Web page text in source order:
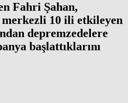
Fahri Şahan,
10 ili etkileyen
depremzedelere
başlattıklarını